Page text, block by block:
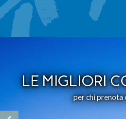
LE MIGLIORI
per chi prenota